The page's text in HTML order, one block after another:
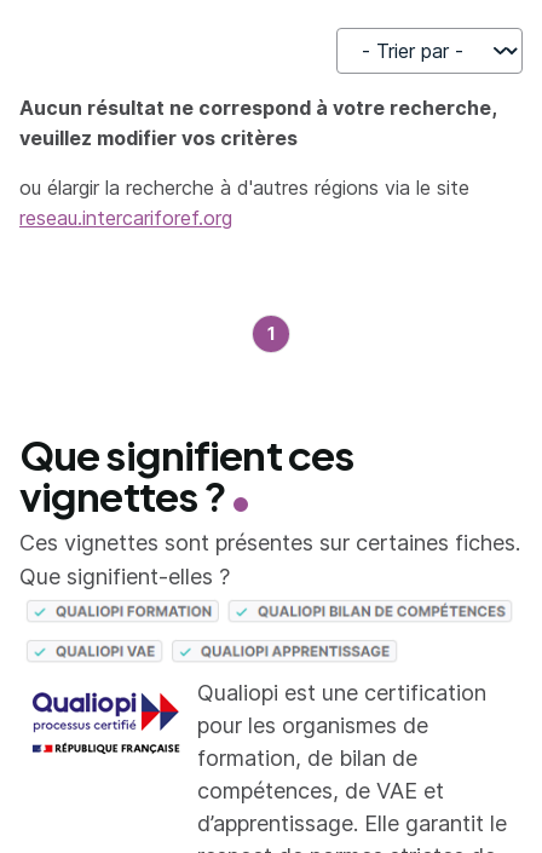
Trier par
Aucun résultat ne correspond à votre recherche,
veuillez modifier vos critères
ou élargir la recherche à d'autres régions via le site
reseau.intercariforef.org
1
Que signifient ces
vignettes ?
Ces vignettes sont présentes sur certaines fiches.
Que signifient-elles ?
Qualiopi est une certification
pour les organismes de
formation, de bilan de
compétences, de VAE et
d’apprentissage. Elle garantit le